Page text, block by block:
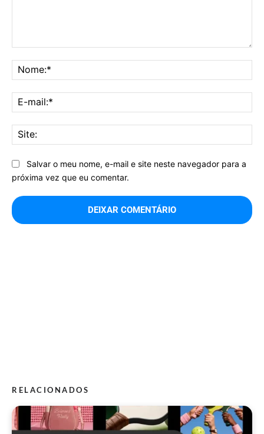
Salvar o meu nome, e-mail e site neste navegador para a
próxima vez que eu comentar.
RELACIONADOS